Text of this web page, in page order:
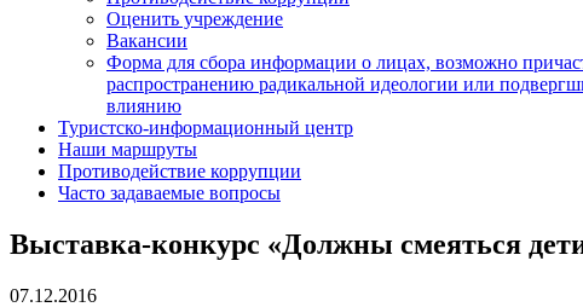
Оценить учреждение
Вакансии
Форма для сбора информации о лицах, возможно
распространению радикальной идеологии или
влиянию
Туристско-информационный центр
Наши маршруты
Противодействие коррупции
Часто задаваемые вопросы
Выставка-конкурс «Должны смеяться
07.12.2016